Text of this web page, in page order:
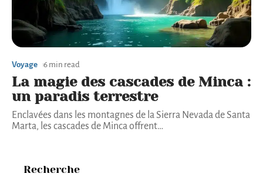
Voyage 6 min read
La magie des cascades de Minca :
un paradis terrestre
Enclavées dans les montagnes de la Sierra Nevada de Santa
Marta, les cascades de Minca offrent…
Recherche